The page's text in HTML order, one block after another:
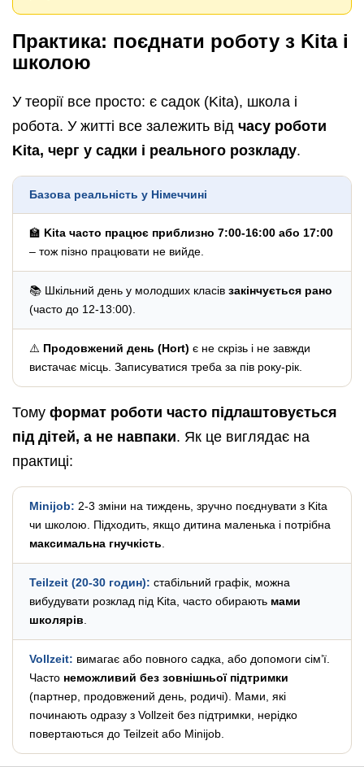
Практика: поєднати роботу з Kita і
школою
У теорії все просто: є садок (Kita), школа і
робота. У житті все залежить від часу роботи
Kita, черг у садки і реального розкладу.
Базова реальність у Німеччині
🏫 Kita часто працює приблизно 7:00-16:00 або 17:00
– тож пізно працювати не вийде.
📚 Шкільний день у молодших класів закінчується рано
(часто до 12-13:00).
⚠️ Продовжений день (Hort) є не скрізь і не завжди
вистачає місць. Записуватися треба за пів року-рік.
Тому формат роботи часто підлаштовується
під дітей, а не навпаки. Як це виглядає на
практиці:
Minijob: 2-3 зміни на тиждень, зручно поєднувати з Kita
чи школою. Підходить, якщо дитина маленька і потрібна
максимальна гнучкість
Teilzeit (20-30 годин): стабільний графік, можна
вибудувати розклад під Kita, часто обирають мами
школярів
Vollzeit: вимагає або повного садка, або допомоги сім’ї.
Часто неможливий без зовнішньої підтримки
(партнер, продовжений день, родичі). Мами, які
починають одразу з Vollzeit без підтримки, нерідко
повертаються до Teilzeit або Minijob.